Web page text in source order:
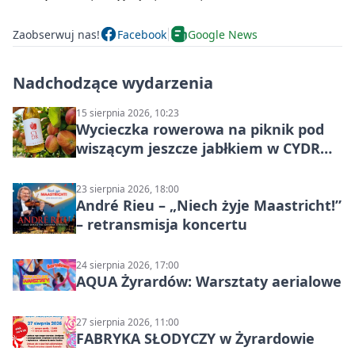
Zaobserwuj nas! Facebook Google News
Nadchodzące wydarzenia
15 sierpnia 2026, 10:23
Wycieczka rowerowa na piknik pod
wiszącym jeszcze jabłkiem w CYDR
23 sierpnia 2026, 18:00
André Rieu – „Niech żyje Maastricht!”
– retransmisja koncertu
24 sierpnia 2026, 17:00
AQUA Żyrardów: Warsztaty aerialowe
27 sierpnia 2026, 11:00
FABRYKA SŁODYCZY w Żyrardowie